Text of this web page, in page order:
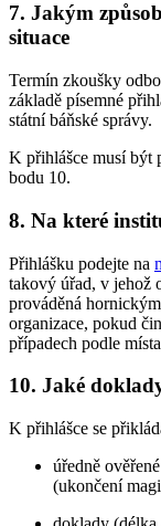
7. Jakým
situace
Termín zkoušky
základě písemné
státní báňské správy.
K přihlášce musí být
bodu 10.
8. Na které
Přihlášku podejte na
takový úřad, v jehož
prováděná
organizace, pokud
případech podle
10. Jaké
K přihlášce se
úředně
(ukončení